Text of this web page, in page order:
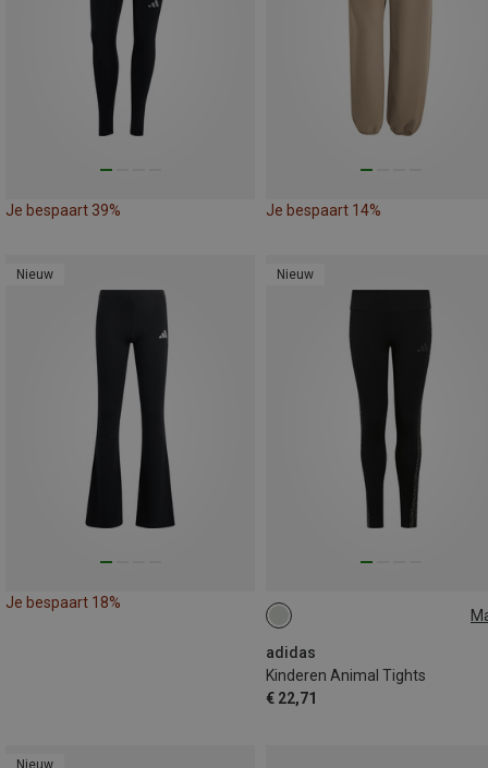
Je bespaart 39% Je bespaart 14%
Nieuw
Je bespaart 18%
Nieuw
adidas
Kinderen Animal Tights
€ 22,71
116
164
Nieuw